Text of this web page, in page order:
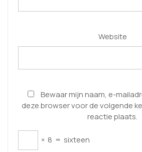
Website
Bewaar mijn naam, e-
deze browser voor de volgende
reactie plaats.
× 8 = sixteen